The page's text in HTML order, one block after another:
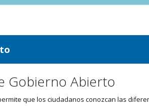
Gobierno Abierto
que los ciudadanos conozcan las